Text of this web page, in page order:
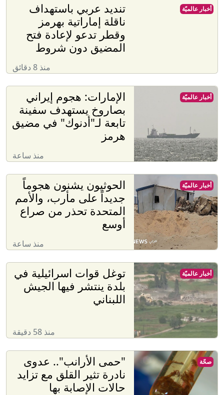
تنديد عربي باستهداف
ناقلة إماراتية بهرمز
وقطر تدعو لإعادة فتح
المضيق دون شروط
منذ 8 دقائق
أخبار عالميّة
الإمارات: هجوم إيراني
بصاروخ يستهدف سفينة
تابعة لـ"أدنوك" في مضيق
هرمز
منذ ساعة
أخبار عالميّة
الحوثيون يشنون هجوماً
جديداً على مأرب، والأمم
المتحدة تحذر من صراع
أوسع
منذ ساعة
أخبار عالميّة
توغل قوات اسرائيلية في
بلدة ينتشر فيها الجيش
اللبناني
منذ 58 دقيقة
أخبار عالميّة
"حمى الأرانب".. عدوى
نادرة تثير القلق مع تزايد
حالات الإصابة بها
صحّة